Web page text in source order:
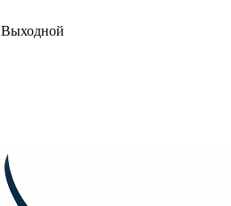
Выходной